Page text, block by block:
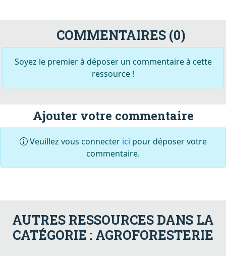
COMMENTAIRES (0)
Soyez le premier à déposer un commentaire à cette
ressource !
Ajouter votre commentaire
Veuillez vous connecter ici pour déposer votre
commentaire.
AUTRES RESSOURCES DANS LA
CATÉGORIE : AGROFORESTERIE